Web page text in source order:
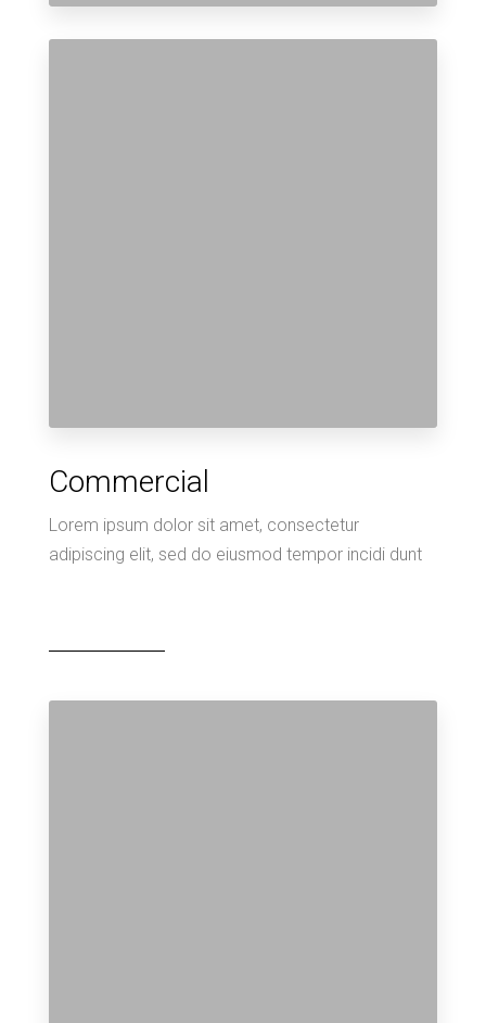
Commercial
Lorem ipsum dolor sit amet, consectetur
adipiscing elit, sed do eiusmod tempor incidi dunt